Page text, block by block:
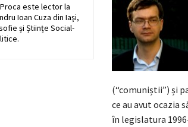
este lector la
Ioan Cuza din Iaşi,
și Științe Social-
(“comuniștii”) și
ce au avut ocazia
în legislatura